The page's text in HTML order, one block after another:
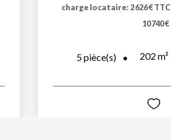
charge locataire: 2 626 € TTC
10 740 €
5pièce(s) 202 m²